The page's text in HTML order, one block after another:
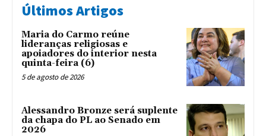
Últimos Artigos
Maria do Carmo reúne
lideranças religiosas e
apoiadores do interior nesta
quinta-feira (6)
5 de agosto de 2026
Alessandro Bronze será suplente
da chapa do PL ao Senado em
2026